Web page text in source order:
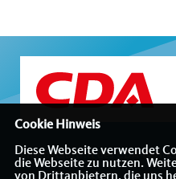
Internetauftritt des CDA-
Cookie Hinweis
Diese Webseite verwendet
die Webseite zu nutzen.